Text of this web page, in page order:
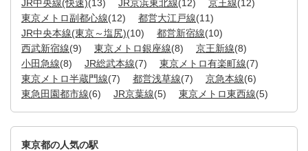
JR中央線(快速)(13) JR京浜東北線(12) 京王線(12)
東京メトロ副都心線(12) 都営大江戸線(11)
JR中央本線(東京～塩尻)(10) 都営新宿線(10)
西武新宿線(9) 東京メトロ銀座線(8) 京王新線(8)
小田急線(8) JR総武本線(7) 東京メトロ有楽町線(7)
東京メトロ半蔵門線(7) 都営浅草線(7) 京急本線(6)
東急田園都市線(6) JR京葉線(5) 東京メトロ東西線(5)
東京都の人気の駅